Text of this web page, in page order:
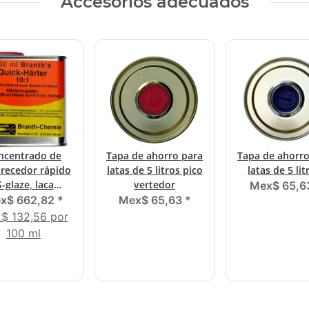
de
rápido
glaze, laca
colores de
3 en 1)
662,82 *
132,56 por
100 ml
Tapa de ahorro para
latas de 5 litros pico
vertedor
Mex$ 65,63 *
Tapa de
latas de 5
Mex$